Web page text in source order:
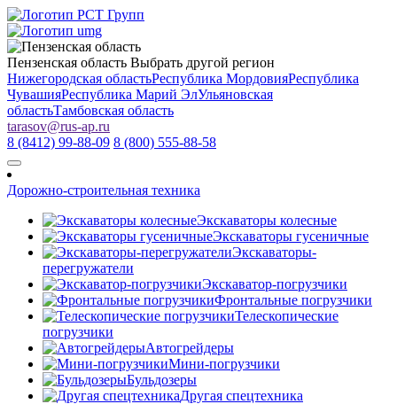
Пензенская область Выбрать другой регион
Нижегородская областьРеспублика МордовияРеспублика
ЧувашияРеспублика Марий ЭлУльяновская
областьТамбовская область
tarasov@rus-ap.ru
8 (8412) 99-88-09 8 (800) 555-88-58
Дорожно-строительная техника
Экскаваторы колесные
Экскаваторы гусеничные
Экскаваторы-
перегружатели
Экскаватор-погрузчики
Фронтальные погрузчики
Телескопические
погрузчики
Автогрейдеры
Мини-погрузчики
Бульдозеры
Другая спецтехника